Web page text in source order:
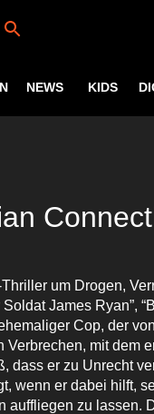
NEWS KIDS
um Drogen,
James Ryan”,
Cop, der
Verbrechen, mit dem
dass er zu Unrecht
wenn er dabei hilft,
auffliegen zu lassen.